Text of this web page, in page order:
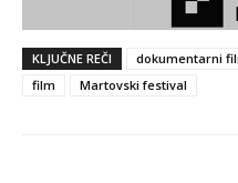
KLJUČNE REČI dokumentarni
film
Martovski festival